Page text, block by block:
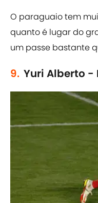
O paraguaio tem
quanto é lugar do
um passe bastante
9. Yuri Alberto -